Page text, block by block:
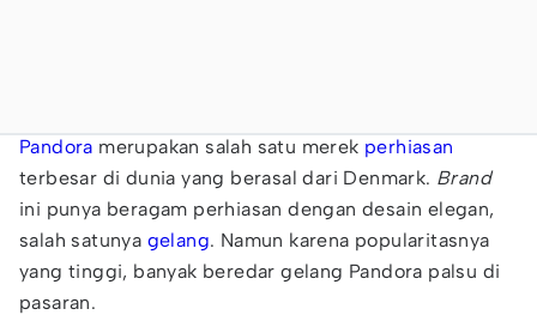
Pandora merupakan salah satu merek perhiasan
terbesar di dunia yang berasal dari Denmark. Brand
ini punya beragam perhiasan dengan desain elegan,
salah satunya gelang. Namun karena popularitasnya
yang tinggi, banyak beredar gelang Pandora palsu di
pasaran.